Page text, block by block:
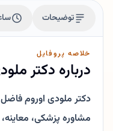
توضیحات
خلاصه پروفایل
درباره دکتر
دکتر ملودی اوروم